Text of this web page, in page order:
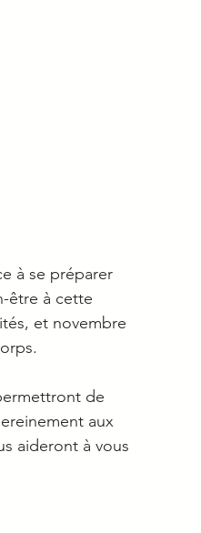
à se préparer
être à cette
et novembre
de
aux
aideront à vous